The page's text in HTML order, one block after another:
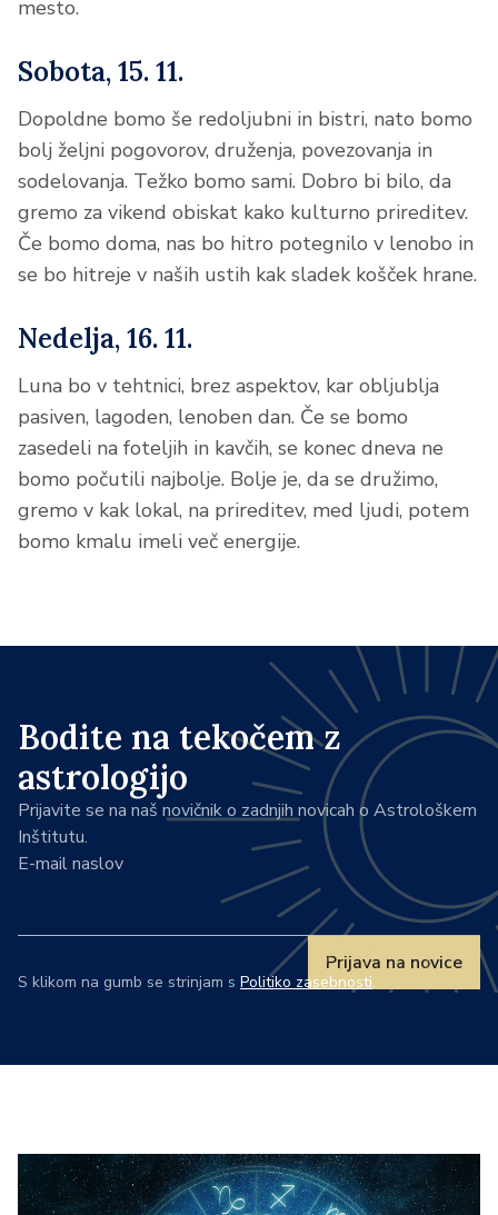
mesto.
Sobota, 15. 11.
Dopoldne bomo še redoljubni in bistri, nato bomo
bolj željni pogovorov, druženja, povezovanja in
sodelovanja. Težko bomo sami. Dobro bi bilo, da
gremo za vikend obiskat kako kulturno prireditev.
Če bomo doma, nas bo hitro potegnilo v lenobo in
se bo hitreje v naših ustih kak sladek košček hrane.
Nedelja, 16. 11.
Luna bo v tehtnici, brez aspektov, kar obljublja
pasiven, lagoden, lenoben dan. Če se bomo
zasedeli na foteljih in kavčih, se konec dneva ne
bomo počutili najbolje. Bolje je, da se družimo,
gremo v kak lokal, na prireditev, med ljudi, potem
bomo kmalu imeli več energije.
Bodite na tekočem z
astrologijo
Prijavite se na naš novičnik o zadnjih novicah o Astrološkem
Inštitutu.
E-mail naslov
Prijava na novice
S klikom na gumb se strinjam s Politiko zasebnosti.